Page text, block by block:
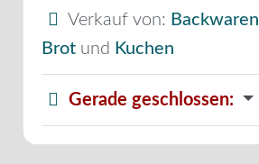
Verkauf von: Backwaren
Brot und Kuchen
Gerade geschlossen: